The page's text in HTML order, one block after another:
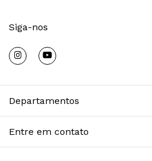
Siga-nos
Departamentos
Entre em contato